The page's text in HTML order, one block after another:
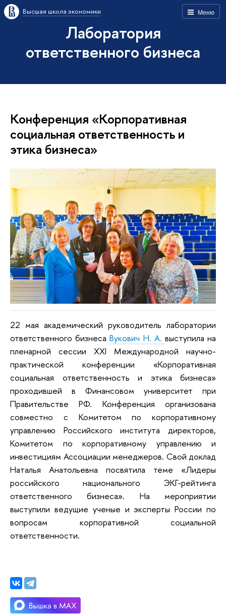
Меню
Высшая школа экономики
Лаборатория
ответственного бизнеса
Конференция «Корпоративная
социальная ответственность и
этика бизнеса»
22 мая академический руководитель лаборатории
ответственного бизнесаВукович Н. А. выступила на
пленарной сессии ХХI Международной научно-
практической конференции «Корпоративная
социальная ответственность и этика бизнеса»
проходившей в Финансовом университет при
Правительстве РФ. Конференция организована
совместно с Комитетом по корпоративному
управлению Российского института директоров,
Комитетом по корпоративному управлению и
инвестициям Ассоциации менеджеров. Свой доклад
Наталья Анатольевна посвятила теме «Лидеры
российского национального ЭКГ-рейтинга
ответственного бизнеса». На мероприятии
выступили ведущие ученые и эксперты России по
вопросам корпоративной социальной
ответственности.